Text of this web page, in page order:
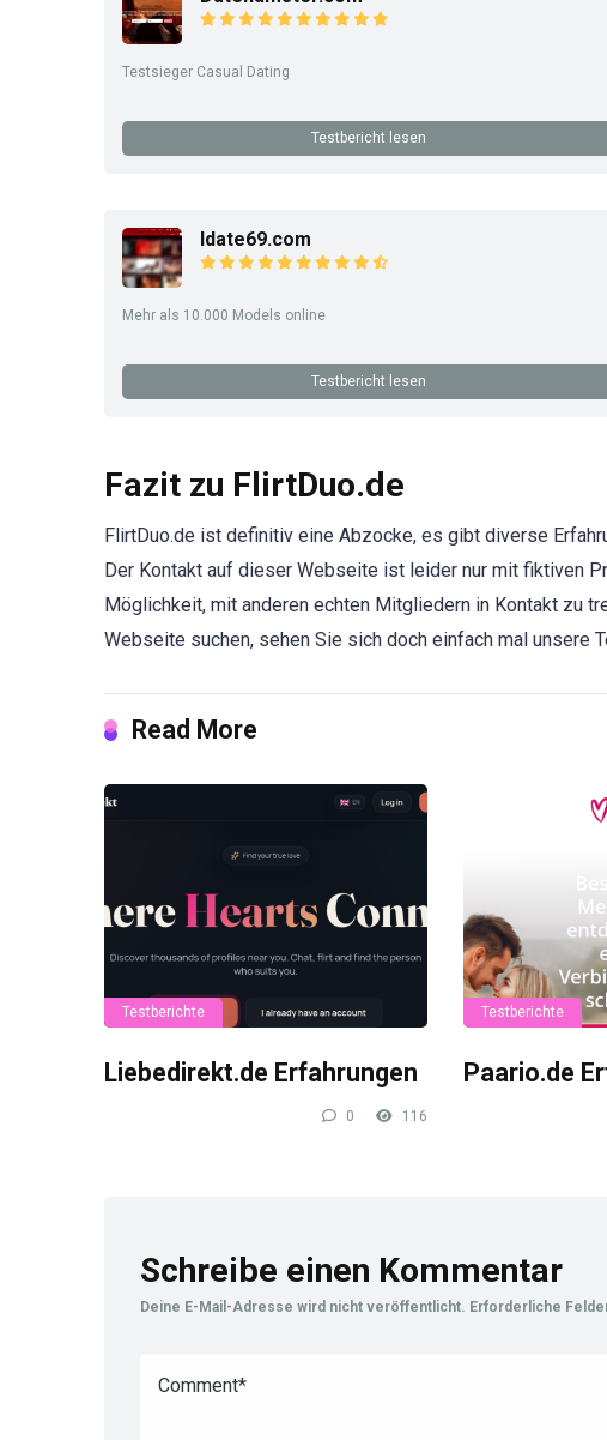
Testsieger Casual Dating
Testbericht lesen
Idate69.com
Mehr als 10.000 Models online
Testbericht lesen
Fazit zu FlirtDuo.de
FlirtDuo.de ist definitiv eine Abzocke, es gibt diverse
Der Kontakt auf dieser Webseite ist leider nur mit fiktiven
Möglichkeit, mit anderen echten Mitgliedern in Kontakt zu
Webseite suchen, sehen Sie sich doch einfach mal unsere
Read More
Testberichte
Liebedirekt.de Erfahrungen
0 116
Testberichte
Paario.de
Schreibe einen Kommentar
Deine E-Mail-Adresse wird nicht veröffentlicht. Erforderliche